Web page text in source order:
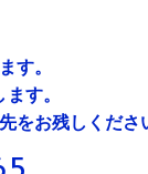
す。
す。
をお残しくださ